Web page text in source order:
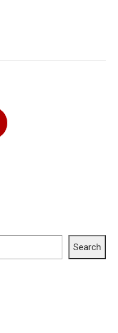
Search